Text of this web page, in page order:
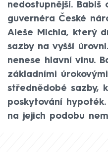
nedostupnější. Babiš
guvernéra České
Aleše Michla, který
sazby na vyšší
nenese hlavní vinu.
základními
střednědobé sazby,
poskytování
na jejich podobu